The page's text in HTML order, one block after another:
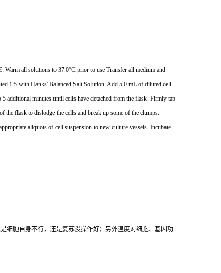
Warm all solutions to 37.0°C prior to use Transfer all medium and
1:5 with Hanks' Balanced Salt Solution. Add 5.0 mL of diluted cell
additional minutes until cells have detached from the flask. Firmly tap
flask to dislodge the cells and break up some of the clumps.
aliquots of cell suspension to new culture vessels. Incubate
细胞自身不行，还是复苏没操作好；另外温度对细胞、基因功